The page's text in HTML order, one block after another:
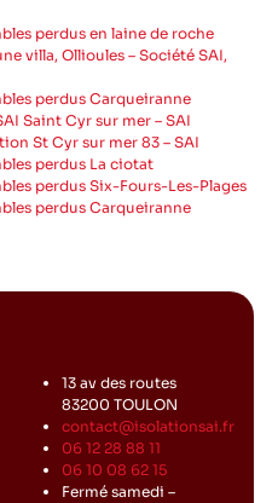
perdus en laine de roche
villa, Ollioules – Société SAI,
perdus Carqueiranne
Saint Cyr sur mer – SAI
St Cyr sur mer 83 – SAI
perdus La ciotat
perdus Six-Fours-Les-Plages
perdus Carqueiranne
13 av des routes
83200 TOULON
contact@isolationsai.fr
06 12 28 88 11
06 10 08 62 15
Fermé samedi –